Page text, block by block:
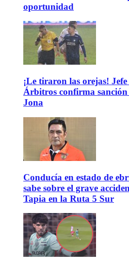
oportunidad
¡Le tiraron las orejas!
Árbitros confirma
Jona
Conducía en estado de
sabe sobre el grave
Tapia en la Ruta 5 Sur